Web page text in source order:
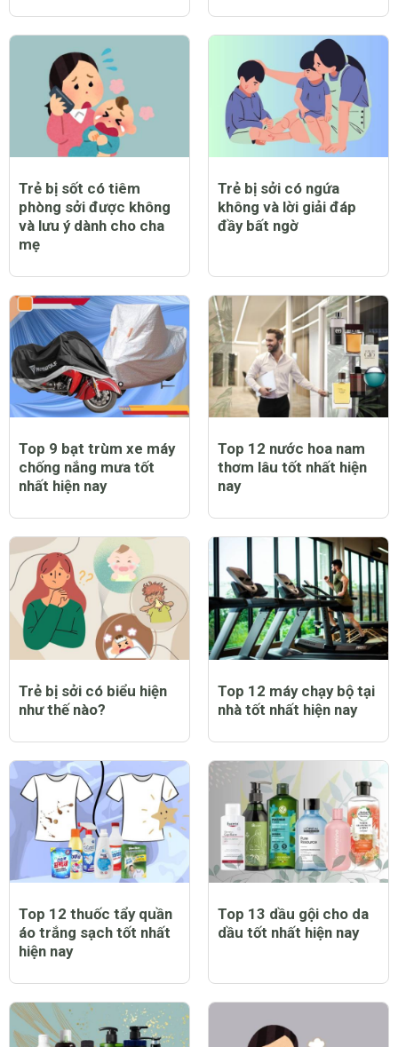
Trẻ bị sốt có tiêm
phòng sởi được không
và lưu ý dành cho cha
mẹ
Trẻ bị sởi có ngứa
không và lời giải đáp
đầy bất ngờ
Top 9 bạt trùm xe máy
chống nắng mưa tốt
nhất hiện nay
Top 12 nước hoa nam
thơm lâu tốt nhất hiện
nay
Trẻ bị sởi có biểu hiện
như thế nào?
Top 12 máy chạy bộ tại
nhà tốt nhất hiện nay
Top 12 thuốc tẩy quần
áo trắng sạch tốt nhất
hiện nay
Top 13 dầu gội cho da
dầu tốt nhất hiện nay